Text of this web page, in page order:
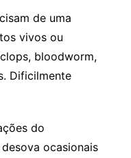
de uma
vivos ou
bloodworm,
Dificilmente
do
ocasionais